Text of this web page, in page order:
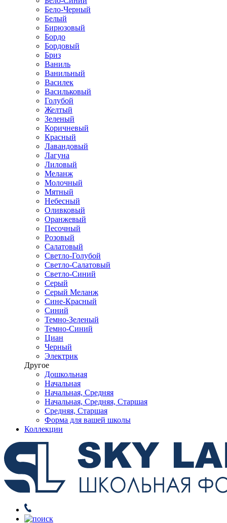
Бело-Черный
Белый
Бирюзовый
Бордо
Бордовый
Бриз
Ваниль
Ванильный
Василек
Васильковый
Голубой
Желтый
Зеленый
Коричневый
Красный
Лавандовый
Лагуна
Лиловый
Меланж
Молочный
Мятный
Небесный
Оливковый
Оранжевый
Песочный
Розовый
Салатовый
Светло-Голубой
Светло-Салатовый
Светло-Синий
Серый
Серый Меланж
Сине-Красный
Синий
Темно-Зеленый
Темно-Синий
Циан
Черный
Электрик
Другое
Дошкольная
Начальная
Начальная, Средняя
Начальная, Средняя, Старшая
Средняя, Старшая
Форма для вашей школы
Коллекции